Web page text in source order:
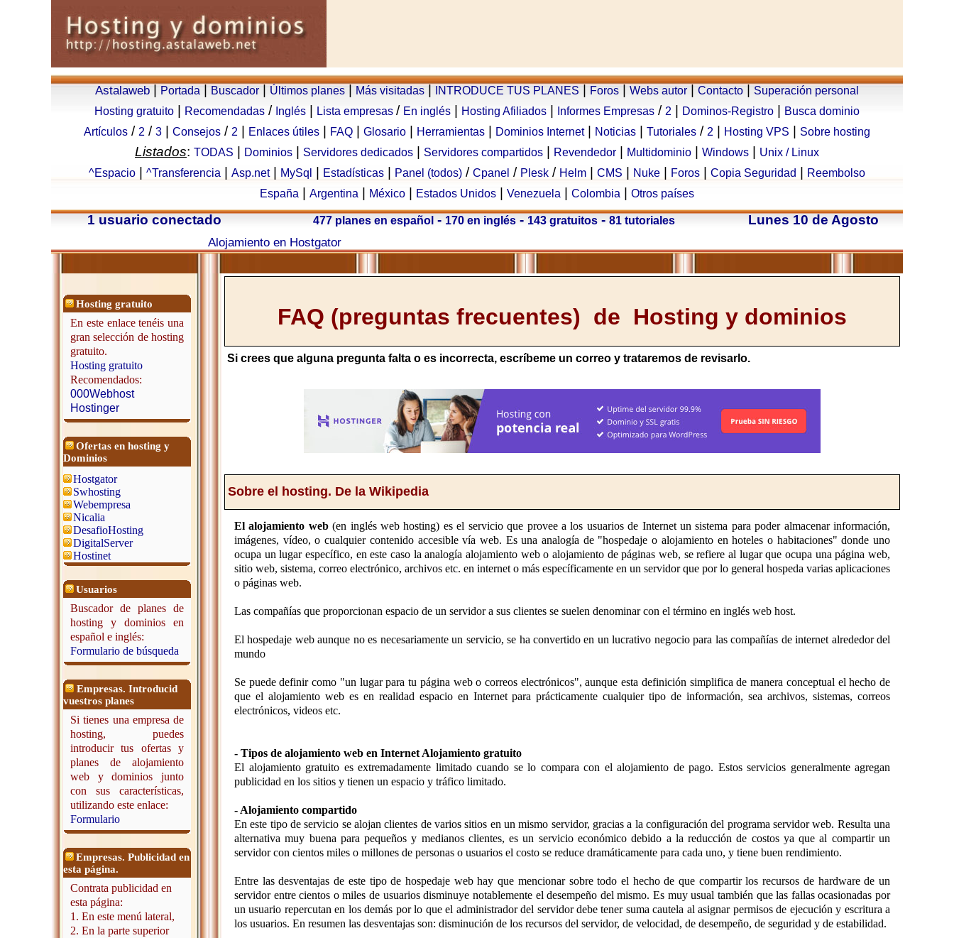
Astalaweb Portada Buscador Últimos planes Más visitadas INTRODUCE TUS PLANES Foros Webs autor Contacto
Superación personal
Hosting gratuito
Recomendadas / Inglés Lista empresas / En inglés Hosting Afiliados Informes Empresas / 2 Dominos-Registro
Busca dominio
Artículos / 2 / 3 Consejos / 2 Enlaces útiles FAQ Glosario Herramientas Dominios Internet| Noticias Tutoriales / 2 Hosting VPS Sobre hosting
Listados: TODAS Dominios Servidores dedicados Servidores compartidos Revendedor Multidominio Windows
Unix / Linux
^Espacio
^Transferencia Asp.net| MySql Estadísticas Panel (todos) / Cpanel / Plesk / Helm CMS Nuke Foros Copia Seguridad
Reembolso
España
Argentina México Estados Unidos Venezuela Colombia Otros países
1 usuario conectado 477 planes en español - 170 en inglés - 143 gratuitos - 81 tutoriales Lunes 10 de Agosto
Alojamiento en Hostgator
Hosting gratuito
En este enlace tenéis una
gran selección de hosting
gratuito.
Hosting gratuito
Recomendados:
000Webhost
Hostinger
Ofertas en hosting y
Dominios
Hostgator
Swhosting
Webempresa
Nicalia
DesafioHosting
DigitalServer
Hostinet
Usuarios
Buscador de planes de
hosting y dominios en
español e inglés:
Formulario de búsqueda
Empresas. Introducid
vuestros planes
Si tienes una empresa de
hosting, puedes
introducir tus ofertas y
planes de alojamiento
web y dominios junto
con sus características,
utilizando este enlace:
Formulario
Empresas. Publicidad en
esta página.
Contrata publicidad en
esta página:
1. En este menú lateral,
2. En la parte superior
FAQ (preguntas frecuentes) de Hosting y dominios
Si crees que alguna pregunta falta o es incorrecta, escríbeme un correo y trataremos de revisarlo.
Sobre el hosting. De la Wikipedia
El alojamiento web(en inglés web hosting) es el servicio que provee a los usuarios de Internet un sistema para poder almacenar información,
imágenes, vídeo, o cualquier contenido accesible vía web. Es una analogía de "hospedaje o alojamiento en hoteles o habitaciones" donde uno
ocupa un lugar específico, en este caso la analogía alojamiento web o alojamiento de páginas web, se refiere al lugar que ocupa una página web,
sitio web, sistema, correo electrónico, archivos etc. en internet o más específicamente en un servidor que por lo general hospeda varias aplicaciones
o páginas web.
Las compañías que proporcionan espacio de un servidor a sus clientes se suelen denominar con el término en inglés web host.
El hospedaje web aunque no es necesariamente un servicio, se ha convertido en un lucrativo negocio para las compañías de internet alrededor del
mundo
Se puede definir como "un lugar para tu página web o correos electrónicos", aunque esta definición simplifica de manera conceptual el hecho de
que el alojamiento web es en realidad espacio en Internet para prácticamente cualquier tipo de información, sea archivos, sistemas, correos
electrónicos, videos etc.
- Tipos de alojamiento web en Internet Alojamiento gratuito
El alojamiento gratuito es extremadamente limitado cuando se lo compara con el alojamiento de pago. Estos servicios generalmente agregan
publicidad en los sitios y tienen un espacio y tráfico limitado.
- Alojamiento compartido
En este tipo de servicio se alojan clientes de varios sitios en un mismo servidor, gracias a la configuración del programa servidor web. Resulta una
alternativa muy buena para pequeños y medianos clientes, es un servicio económico debido a la reducción de costos ya que al compartir un
servidor con cientos miles o millones de personas o usuarios el costo se reduce dramáticamente para cada uno, y tiene buen rendimiento.
Entre las desventajas de este tipo de hospedaje web hay que mencionar sobre todo el hecho de que compartir los recursos de hardware de un
servidor entre cientos o miles de usuarios disminuye notablemente el desempeño del mismo. Es muy usual también que las fallas ocasionadas por
un usuario repercutan en los demás por lo que el administrador del servidor debe tener suma cautela al asignar permisos de ejecución y escritura a
los usuarios. En resumen las desventajas son: disminución de los recursos del servidor, de velocidad, de desempeño, de seguridad y de estabilidad.